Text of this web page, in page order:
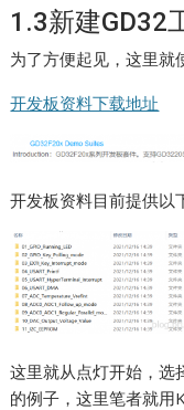
1.3新建GD32
为了方便起见，这里就
开发板资料下载地址
开发板资料目前提供以
这里就从点灯开始，选
的例子，这里笔者就用